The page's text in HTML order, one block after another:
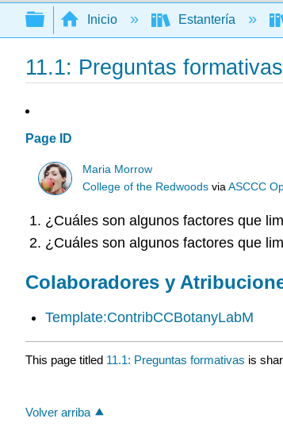
Buscar
Expandir/contraer
Inicio Estantería
11.1: Preguntas formativas
Page ID
Maria Morrow
College of the Redwoods viaASCCC
¿Cuáles son algunos factores que
¿Cuáles son algunos factores que
Colaboradores y
Template:ContribCCBotanyLabM
This page titled 11.1: Preguntas formativas is
Volver arriba